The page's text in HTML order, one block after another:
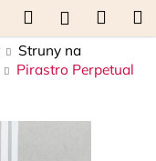
Hľadať
Struny na
Pirastro Perpetual